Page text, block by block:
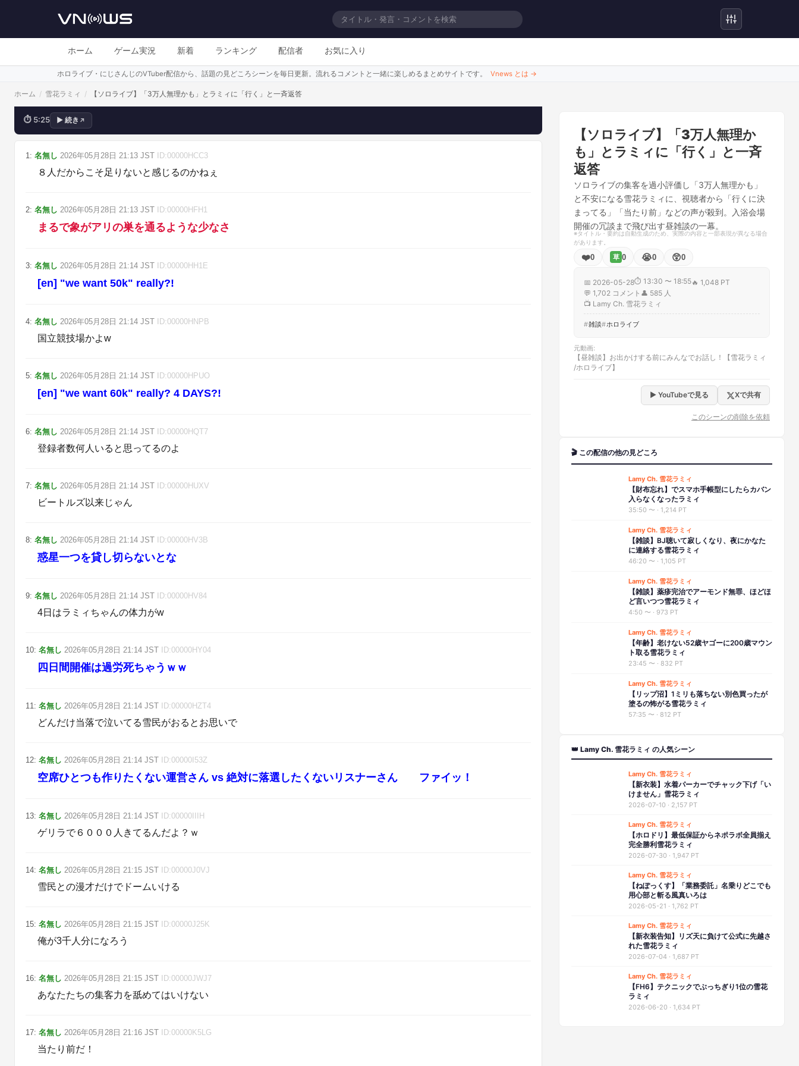
ホーム ゲーム実況 新着 ランキング 配信者 お気に入り
ホロライブ・にじさんじのVTuber配信から、話題の見どころシーンを毎日更新。流れるコメントと一緒に楽しめるまとめサイトです。 Vnews とは →
ホーム / 雪花ラミィ / 【ソロライブ】「3万人無理かも」とラミィに「行く」と一斉返答
💬 ラミィちゃんは自分の実力と人気をあと10倍は見積もるべき
入浴会場でも行く？
⏱ 5:25 ▶ 続き ↗
【ソロライブ】「3万人無理か
も」とラミィに「行く」と一斉
返答
ソロライブの集客を過小評価し「3万人無理かも」
と不安になる雪花ラミィに、視聴者から「行くに決
まってる」「当たり前」などの声が殺到。入浴会場
開催の冗談まで飛び出す昼雑談の一幕。
※タイトル・要約は自動生成のため、実際の内容と一部表現が異なる場合
があります。
❤️0 草 0 😭0 😲0
📅 2026-05-28⏱ 13:30 〜 18:55🔥 1,048 PT
💬 1,702 コメント 👤 585 人
📺 Lamy Ch. 雪花ラミィ
雑談 ホロライブ
元動画:
【昼雑談】お出かけする前にみんなでお話し！【雪花ラミィ
/ホロライブ】
▶ YouTubeで見る Xで共有
このシーンの削除を依頼
🎬 この配信の他の見どころ
Lamy Ch. 雪花ラミィ
【財布忘れ】でスマホ手帳型にしたらカバン
入らなくなったラミィ
35:50 〜 · 1,214 PT
Lamy Ch. 雪花ラミィ
【雑談】BJ聴いて寂しくなり、夜にかなた
に連絡する雪花ラミィ
46:20 〜 · 1,105 PT
Lamy Ch. 雪花ラミィ
【雑談】薬疹完治でアーモンド無罪、ほどほ
ど言いつつ雪花ラミィ
4:50 〜 · 973 PT
Lamy Ch. 雪花ラミィ
【年齢】老けない52歳ヤゴーに200歳マウン
ト取る雪花ラミィ
23:45 〜 · 832 PT
Lamy Ch. 雪花ラミィ
【リップ沼】1ミリも落ちない別色買ったが
塗るの怖がる雪花ラミィ
57:35 〜 · 812 PT
👑 Lamy Ch. 雪花ラミィ の人気シーン
Lamy Ch. 雪花ラミィ
【新衣装】水着パーカーでチャック下げ「い
けません」雪花ラミィ
2026-07-10 · 2,157 PT
Lamy Ch. 雪花ラミィ
【ホロドリ】最低保証からネポラボ全員揃え
完全勝利雪花ラミィ
2026-07-30 · 1,947 PT
Lamy Ch. 雪花ラミィ
【ねぽっくす】「業務委託」名乗りどこでも
用心部と斬る風真いろは
2026-05-21 · 1,762 PT
Lamy Ch. 雪花ラミィ
【新衣装告知】リズ天に負けて公式に先越さ
れた雪花ラミィ
2026-07-04 · 1,687 PT
Lamy Ch. 雪花ラミィ
【FH6】テクニックでぶっちぎり1位の雪花
ラミィ
2026-06-20 · 1,634 PT
1: 名無し 2026年05月28日 21:13 JST ID:00000HCC3
８人だからこそ足りないと感じるのかねぇ
2: 名無し 2026年05月28日 21:13 JST ID:00000HFH1
まるで象がアリの巣を通るような少なさ
3: 名無し 2026年05月28日 21:14 JST ID:00000HH1E
[en] "we want 50k" really?!
4: 名無し 2026年05月28日 21:14 JST ID:00000HNPB
国立競技場かよw
5: 名無し 2026年05月28日 21:14 JST ID:00000HPUO
[en] "we want 60k" really? 4 DAYS?!
6: 名無し 2026年05月28日 21:14 JST ID:00000HQT7
登録者数何人いると思ってるのよ
7: 名無し 2026年05月28日 21:14 JST ID:00000HUXV
ビートルズ以来じゃん
8: 名無し 2026年05月28日 21:14 JST ID:00000HV3B
惑星一つを貸し切らないとな
9: 名無し 2026年05月28日 21:14 JST ID:00000HV84
4日はラミィちゃんの体力がw
10: 名無し 2026年05月28日 21:14 JST ID:00000HY04
四日間開催は過労死ちゃうｗｗ
11: 名無し 2026年05月28日 21:14 JST ID:00000HZT4
どんだけ当落で泣いてる雪民がおるとお思いで
12: 名無し 2026年05月28日 21:14 JST ID:00000I53Z
空席ひとつも作りたくない運営さん vs 絶対に落選したくないリスナーさん ファイッ！
13: 名無し 2026年05月28日 21:14 JST ID:00000IIIH
ゲリラで６０００人きてるんだよ？ｗ
14: 名無し 2026年05月28日 21:15 JST ID:00000J0VJ
雪民との漫才だけでドームいける
15: 名無し 2026年05月28日 21:15 JST ID:00000J25K
俺が3千人分になろう
16: 名無し 2026年05月28日 21:15 JST ID:00000JWJ7
あなたたちの集客力を舐めてはいけない
17: 名無し 2026年05月28日 21:16 JST ID:00000K5LG
当たり前だ！